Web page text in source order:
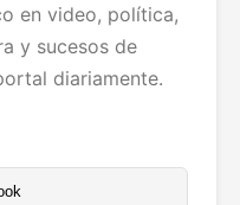
en video, política,
y sucesos de
diariamente.